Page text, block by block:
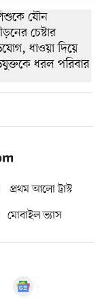
প্রথম আলো ট্রাস্ট
মোবাইল ভ্যাস